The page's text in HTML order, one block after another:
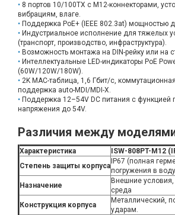
8 портов 10/100TX с M12-коннекторами,
вибрациям, влаге.
Поддержка PoE+ (IEEE 802.3at) мощностью
Индустриальное исполнение для тяжелых
(транспорт, производство, инфраструктура).
Возможность монтажа на DIN-рейку или на
Интеллектуальные LED-индикаторы PoE
(60W/120W/180W).
2K MAC-таблица, 1,6 Гбит/с,
поддержка auto-MDI/MDI-X.
Поддержка 12–54V DC питания с функцией
напряжения до 54V.
Различия между
Характеристика
ISW-808PT-M12
Степень защиты корпуса
IP67 (полная
погружения в
Назначение
Внешние
среда
Конструкция корпуса
Металлический,
ударам.